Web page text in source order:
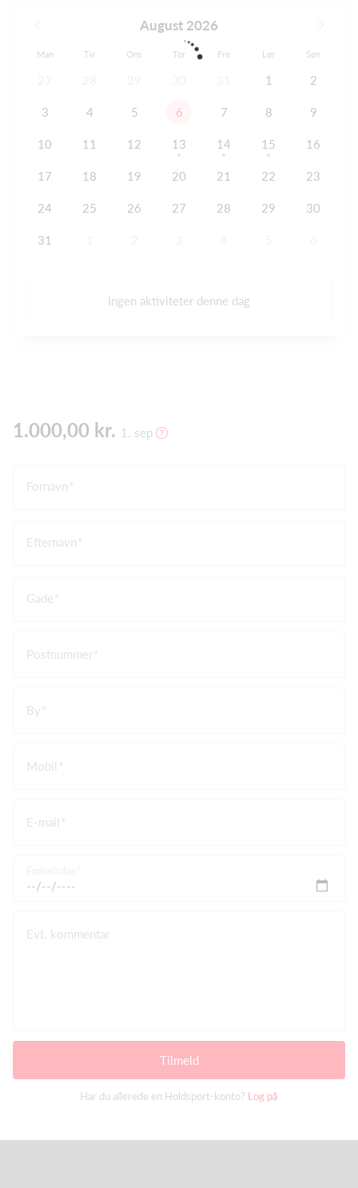
August 2026
Man Tir Ons Tor Fre Lør Søn
1 2
3 4 5 6 7 8 9
10 11 12 13 14 15 16
17 18 19 20 21 22 23
24 25 26 27 28 29 30
31
Ingen aktiviteter denne dag
1.000,00 kr. 1. sep
Fornavn
Efternavn
Gade
Postnummer
By
Mobil
E-mail
Evt. kommentar
Tilmeld
Har du allerede en Holdsport-konto? Log på